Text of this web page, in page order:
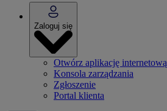
Zaloguj się
Otwórz aplikację internetową
Konsola zarządzania
Zgłoszenie
Portal klienta